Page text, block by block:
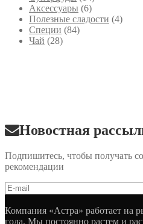
Аксессуары (6)
Полезные сладости (4)
Специи (84)
Чай (28)
Новостная
Подпишитесь, чтобы получать
рекомендации
Компания «Астра» работает на
года. Мы постоянно растем и